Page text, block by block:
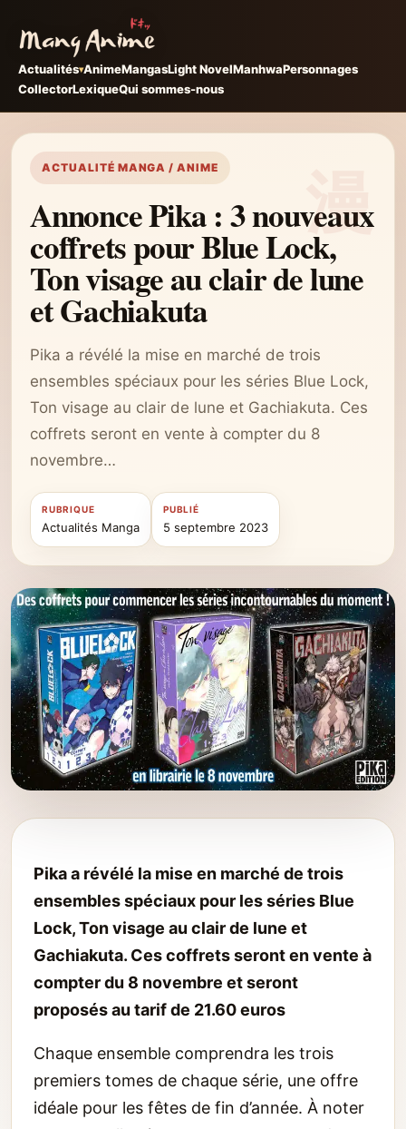
Actualités AnimeMangasLight NovelManhwaPersonnages
CollectorLexiqueQui sommes-nous
ACTUALITÉ MANGA / ANIME
Annonce Pika : 3 nouveaux
coffrets pour Blue Lock,
Ton visage au clair de lune
et Gachiakuta
Pika a révélé la mise en marché de trois
ensembles spéciaux pour les séries Blue Lock,
Ton visage au clair de lune et Gachiakuta. Ces
coffrets seront en vente à compter du 8
novembre…
RUBRIQUE
Actualités Manga
PUBLIÉ
5 septembre 2023
Pika a révélé la mise en marché de trois
ensembles spéciaux pour les séries Blue
Lock, Ton visage au clair de lune et
Gachiakuta. Ces coffrets seront en vente à
compter du 8 novembre et seront
proposés au tarif de 21.60 euros
Chaque ensemble comprendra les trois
premiers tomes de chaque série, une offre
idéale pour les fêtes de fin d’année. À noter